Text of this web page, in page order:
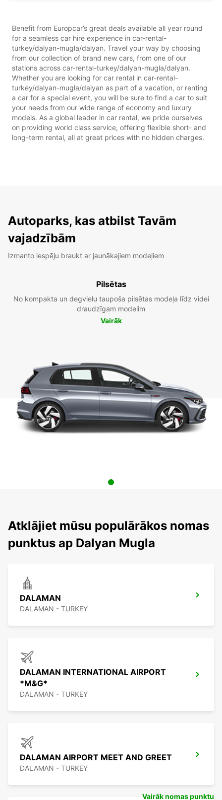
Benefit from Europcar’s great deals available all year round
for a seamless car hire experience in car-rental-
turkey/dalyan-mugla/dalyan. Travel your way by choosing
from our collection of brand new cars, from one of our
stations across car-rental-turkey/dalyan-mugla/dalyan.
Whether you are looking for car rental in car-rental-
turkey/dalyan-mugla/dalyan as part of a vacation, or renting
a car for a special event, you will be sure to find a car to suit
your needs from our wide range of economy and luxury
models. As a global leader in car rental, we pride ourselves
on providing world class service, offering flexible short- and
long-term rental, all at great prices with no hidden charges.
Autoparks, kas atbilst Tavām
vajadzībām
Izmanto iespēju braukt ar jaunākajiem modeļiem
Pilsētas
No kompakta un degvielu taupoša pilsētas modeļa līdz videi
draudzīgam modelim
Vairāk
Atklājiet mūsu populārākos nomas
punktus ap Dalyan Mugla
DALAMAN
DALAMAN - TURKEY
DALAMAN INTERNATIONAL AIRPORT
*M&G*
DALAMAN - TURKEY
DALAMAN AIRPORT MEET AND GREET
DALAMAN - TURKEY
Vairāk nomas punktu